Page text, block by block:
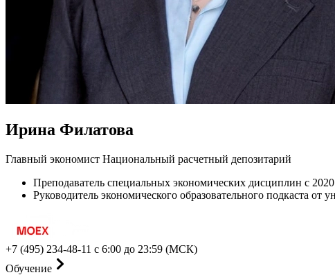
Ирина Филатова
Главный экономист Национальный расчетный депозитарий
Преподаватель специальных экономических дисциплин с 2020
Руководитель экономического образовательного подкаста
+7 (495) 234-48-11 с 6:00 до 23:59 (МСК)
Обучение